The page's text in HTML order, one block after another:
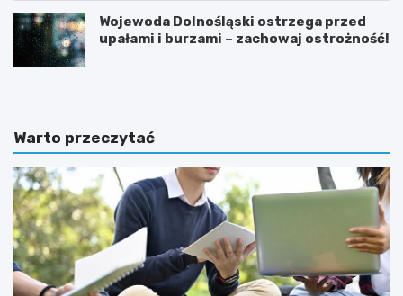
Wojewoda Dolnośląski ostrzega przed
upałami i burzami – zachowaj ostrożność!
Warto przeczytać